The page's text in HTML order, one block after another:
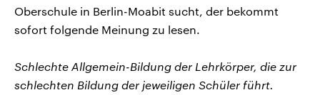
Oberschule in Berlin-Moabit sucht, der bekommt
sofort folgende Meinung zu lesen.
Schlechte Allgemein-Bildung der Lehrkörper, die zur
schlechten Bildung der jeweiligen Schüler führt.